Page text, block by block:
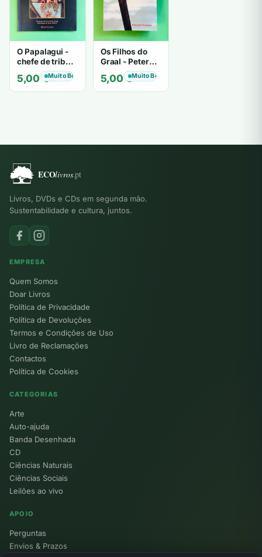
O Papalagui -
chefe de tribo
de tiavéa
5,00€Muito Bom
Os Filhos do
Graal - Peter
Berling
5,00€Muito Bom
Livros, DVDs e CDs em segunda mão.
Sustentabilidade e cultura, juntos.
EMPRESA
Quem Somos
Doar Livros
Política de Privacidade
Política de Devoluções
Termos e Condições de Uso
Livro de Reclamações
Contactos
Política de Cookies
CATEGORIAS
Arte
Auto-ajuda
Banda Desenhada
CD
Ciências Naturais
Ciências Sociais
Leilões ao vivo
APOIO
Perguntas
Envios & Prazos